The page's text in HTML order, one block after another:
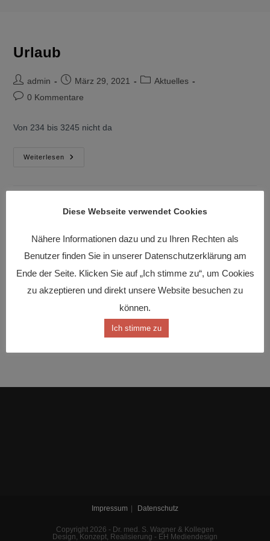
Urlaub
admin März 29, 2021
Aktuelles
0 Kommentare
Von 234 bis 3245 nicht da
Weiterlesen
Urlaub
Impressum Datenschutz
Copyright 2026 - Dr. med. S. Wagner & Kollegen
Design, Konzept, Realisierung - EH Mediendesign
Diese Webseite verwendet Cookies
Nähere Informationen dazu und zu Ihren Rechten als
Benutzer finden Sie in unserer Datenschutzerklärung am
Ende der Seite. Klicken Sie auf „Ich stimme zu“, um Cookies
zu akzeptieren und direkt unsere Website besuchen zu
können.
Ich stimme zu